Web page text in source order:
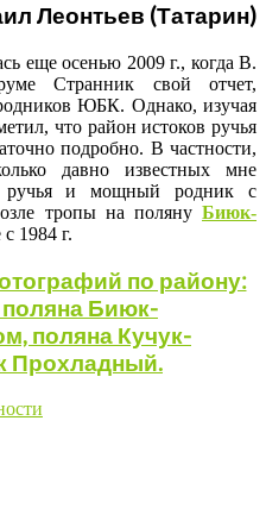
Леонтьев (Татарин)
еще осенью 2009 г., когда В.
Странник свой отчет,
ЮБК. Однако, изучая
что район истоков ручья
подробно. В частности,
давно известных мне
ручья и мощный родник с
тропы на поляну Биюк-
1984 г.
по району:
поляна Биюк-
поляна Кучук-
Прохладный.